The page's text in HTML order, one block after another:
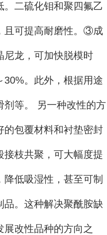
二硫化钼和聚四氟乙
且可提高耐磨性。③成
尼龙，可加快脱模时
30%。此外，根据用途
剂等。 另一种改性的方
的包覆材料和衬垫密封
接枝共聚，可大幅度提
低吸湿性，甚至可制
品。这种解决聚酰胺缺
展改性品种的方向之